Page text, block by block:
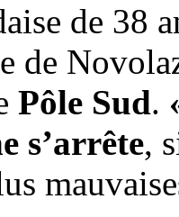
de 38
de
Pôle Sud.
s’arrête,